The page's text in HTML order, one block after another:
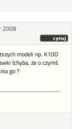
2008
modeli np. K10D
(chyba, że o czymś
go ?